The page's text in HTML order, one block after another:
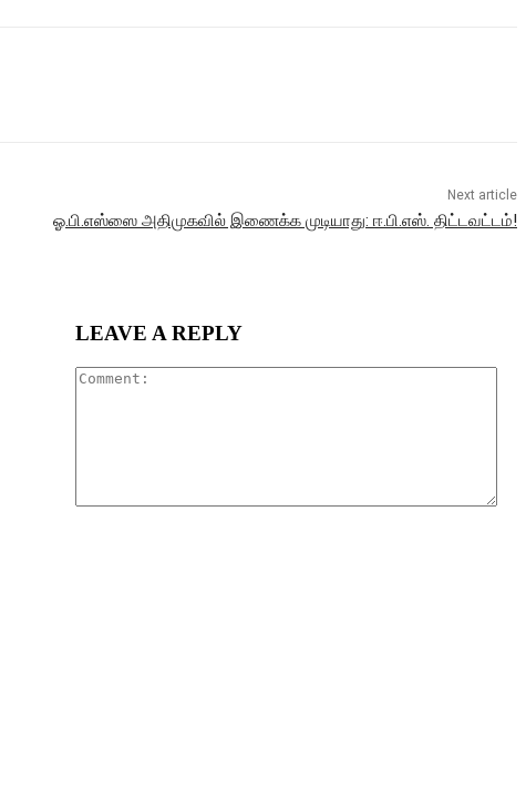
Next article
ஓ.பி.எஸ்ஸை அதிமுகவில் இணைக்க முடியாது: ஈ.பி.எஸ். திட்டவட்டம்!
LEAVE A REPLY